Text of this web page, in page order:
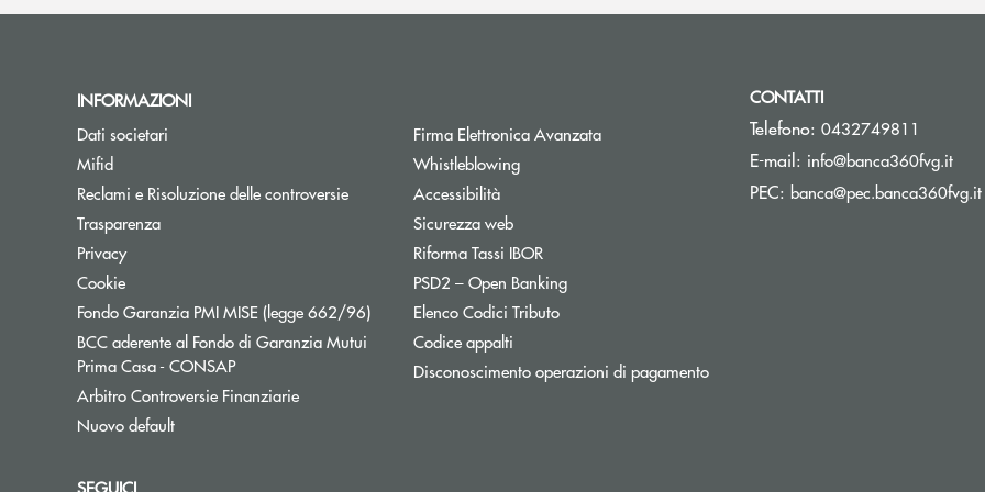
INFORMAZIONI
Dati societari
Mifid
Reclami e Risoluzione delle controversie
Trasparenza
Privacy
Cookie
Fondo Garanzia PMI MISE (legge 662/96)Apre una nuova finestra
BCC aderente al Fondo di Garanzia Mutui
Prima Casa - CONSAPApre una nuova finestra
Arbitro Controversie FinanziarieApre una nuova finestra
Nuovo default
Firma Elettronica Avanzata
WhistleblowingApre una nuova finestra
Accessibilità
Sicurezza web
Riforma Tassi IBORApre una nuova finestra
PSD2 – Open BankingApre una nuova finestra
Elenco Codici TributoApre una nuova finestra
Codice appalti
Disconoscimento operazioni di pagamento
CONTATTI
Telefono: 0432749811
E-mail: info@banca360fvg.it(si
PEC: banca@pec.banca360fvg.it
SEGUICI